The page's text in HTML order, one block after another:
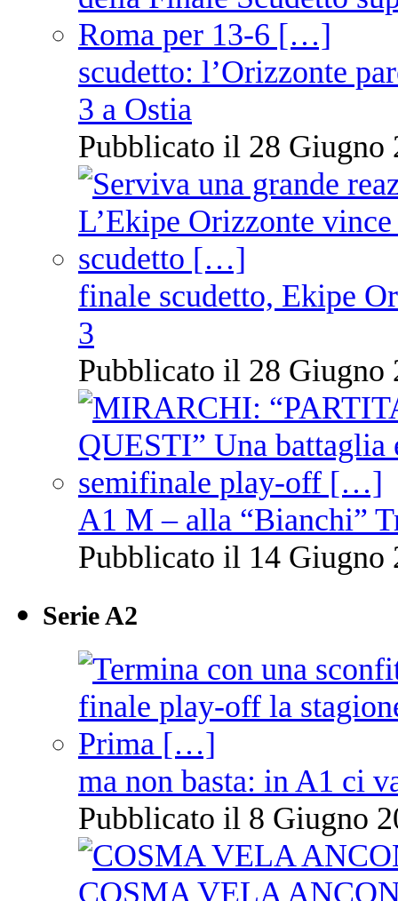
scudetto: l’Orizzonte
3 a Ostia
Pubblicato il 28 Giugno
finale scudetto, Ekipe
3
Pubblicato il 28 Giugno
A1 M – alla “Bianchi”
Pubblicato il 14 Giugno
Serie A2
ma non basta: in A1 ci
Pubblicato il 8 Giugno